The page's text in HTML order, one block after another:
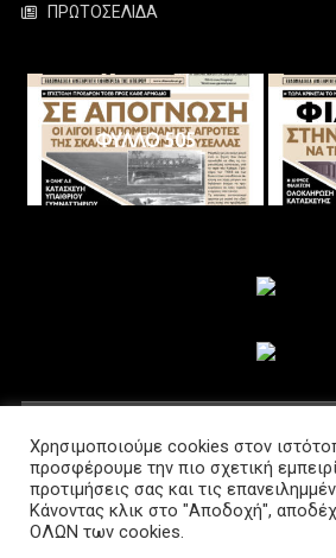
ΠΡΩΤΟΣΕΛΙΔΑ
ΦΥΛΛΟ 505
Χρησιμοποιούμε cookies στον
προσφέρουμε την πιο σχετική
προτιμήσεις σας και τις
Κάνοντας κλικ στο "Αποδοχή",
ΟΛΩΝ των cookies.